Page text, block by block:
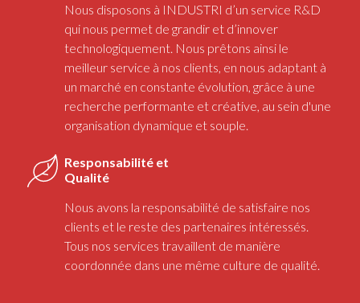
Nous disposons à INDUSTRI d’un service R&D
qui nous permet de grandir et d’innover
technologiquement. Nous prêtons ainsi le
meilleur service à nos clients, en nous adaptant à
un marché en constante évolution, grâce à une
recherche performante et créative, au sein d'une
organisation dynamique et souple.
Responsabilité et
Qualité
Nous avons la responsabilité de satisfaire nos
clients et le reste des partenaires intéressés.
Tous nos services travaillent de manière
coordonnée dans une même culture de qualité.